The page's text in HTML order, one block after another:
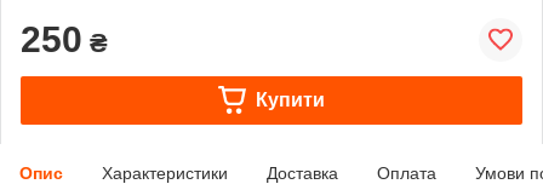
250 ₴
Купити
Опис Характеристики Доставка Оплата Умови